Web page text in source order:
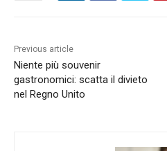
Previous article
Niente più souvenir
gastronomici: scatta il divieto
nel Regno Unito